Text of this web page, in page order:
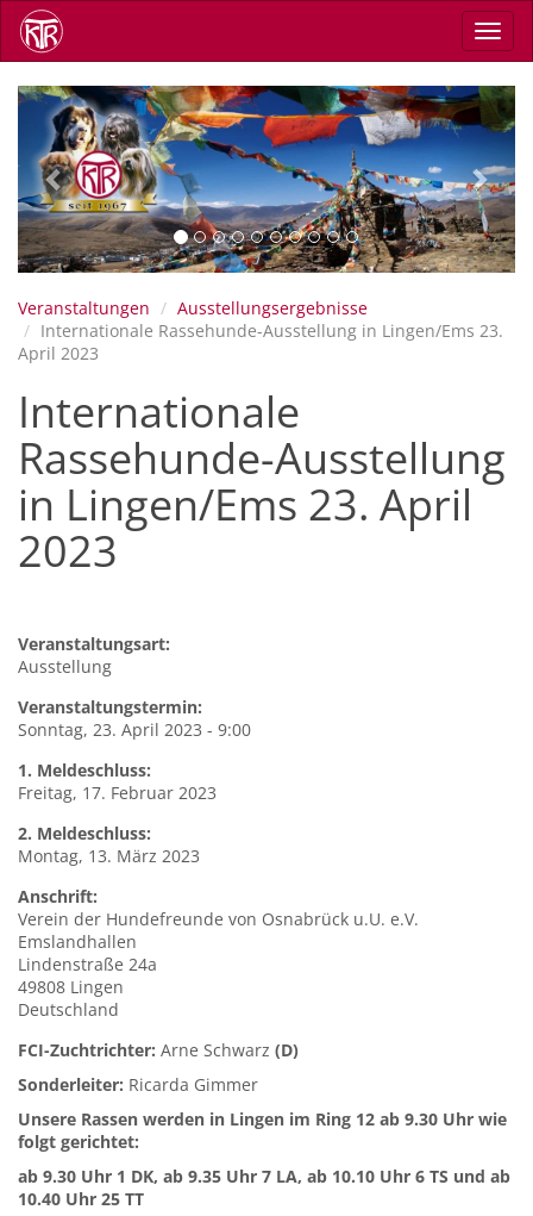
Direkt
zum
Inhalt
Previous Next
Veranstaltungen
Ausstellungsergebnisse
Internationale Rassehunde-Ausstellung in Lingen/Ems 23.
April 2023
Internationale
Rassehunde-Ausstellung
in Lingen/Ems 23. April
2023
Veranstaltungsart:
Ausstellung
Veranstaltungstermin:
Sonntag, 23. April 2023 - 9:00
1. Meldeschluss:
Freitag, 17. Februar 2023
2. Meldeschluss:
Montag, 13. März 2023
Anschrift:
Verein der Hundefreunde von Osnabrück u.U. e.V.
Emslandhallen
Lindenstraße 24a
49808 Lingen
Deutschland
FCI-Zuchtrichter: Arne Schwarz (D)
Sonderleiter: Ricarda Gimmer
Unsere Rassen werden in Lingen im Ring 12 ab 9.30 Uhr wie
folgt gerichtet:
ab 9.30 Uhr 1 DK, ab 9.35 Uhr 7 LA, ab 10.10 Uhr 6 TS und ab
10.40 Uhr 25 TT